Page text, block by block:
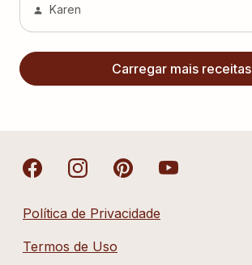
Karen
Carregar mais receitas
Política de Privacidade
Termos de Uso